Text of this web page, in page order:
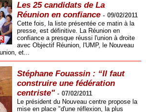
Les 25 candidats de La
Réunion en confiance - 09/02/2011
Cette fois, la liste présentée ce matin à la
presse, est définitive. La Réunion en
confiance a presque réussi l'union à droite
avec Objectif Réunion, l'UMP, le Nouveau
et...
Stéphane Fouassin : “Il faut
construire une fédération
centriste" - 07/02/2011
Le président du Nouveau centre propose la
mise en place "d'une réflexion, la plus